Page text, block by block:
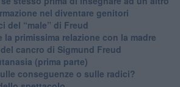
nel diventare genitori
del “male” di Freud
la primissima relazione con la madre
cancro di Sigmund Freud
(prima parte)
conseguenze o sulle radici?